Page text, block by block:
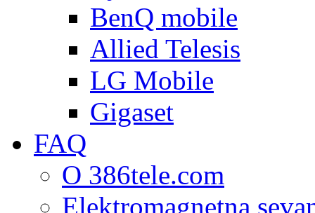
BenQ mobile
Allied Telesis
LG Mobile
Gigaset
FAQ
O 386tele.com
Elektromagnetna